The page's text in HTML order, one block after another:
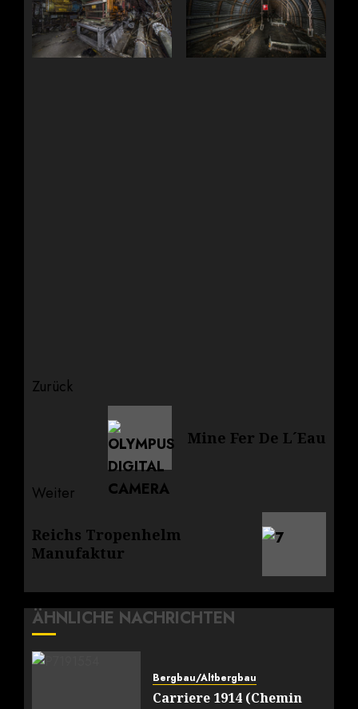
Beitragsnavigation
Zurück
Mine Fer De L´Eau
Weiter
Beitrag:
Reichs Tropenhelm
Manufaktur
ÄHNLICHE NACHRICHTEN
Bergbau/Altbergbau
Carriere 1914 (Chemin